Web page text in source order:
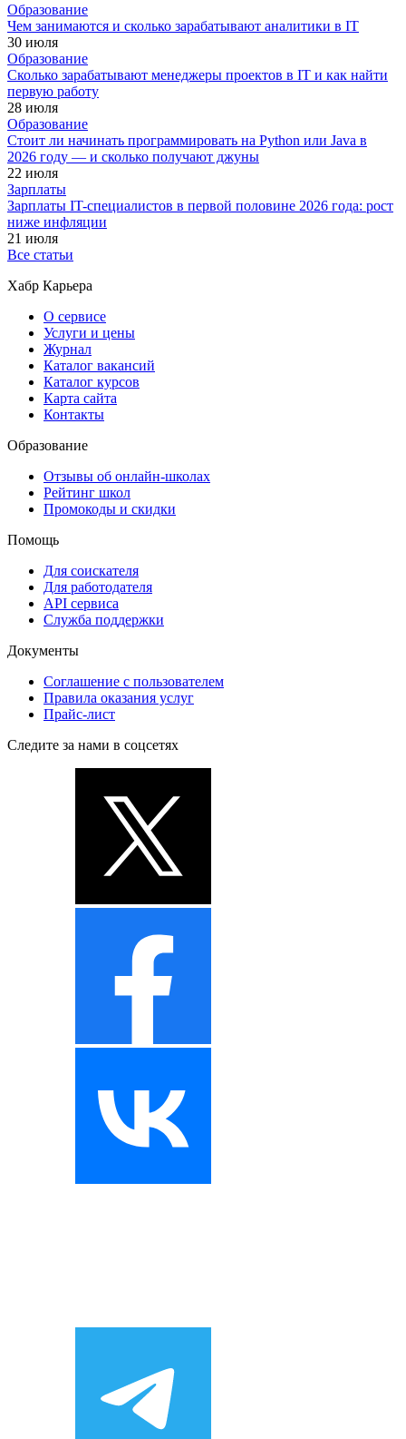
Образование
Чем занимаются и сколько зарабатывают аналитики в IT
30 июля
Образование
Сколько зарабатывают менеджеры проектов в IT и как найти
первую работу
28 июля
Образование
Стоит ли начинать программировать на Python или Java в
2026 году — и сколько получают джуны
22 июля
Зарплаты
Зарплаты IT-специалистов в первой половине 2026 года: рост
ниже инфляции
21 июля
Все статьи
Хабр Карьера
О сервисе
Услуги и цены
Журнал
Каталог вакансий
Каталог курсов
Карта сайта
Контакты
Образование
Отзывы об онлайн-школах
Рейтинг школ
Промокоды и скидки
Помощь
Для соискателя
Для работодателя
API сервиса
Служба поддержки
Документы
Соглашение с пользователем
Правила оказания услуг
Прайс-лист
Следите за нами в соцсетях